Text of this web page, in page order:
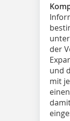
der
und
mit